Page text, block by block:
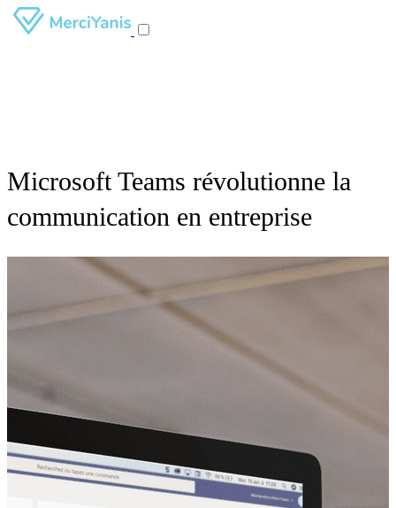
Microsoft Teams révolutionne la
communication en entreprise